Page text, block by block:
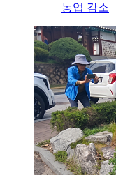
농업 감소